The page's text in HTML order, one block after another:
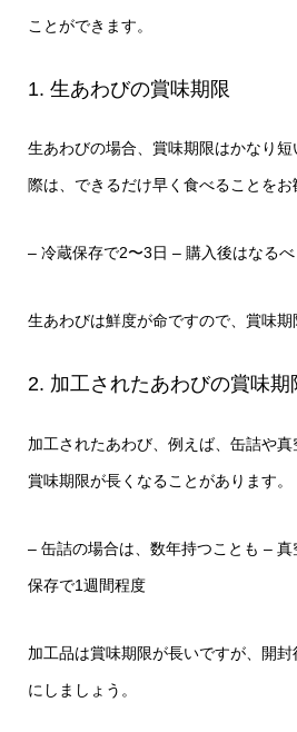
ことができます。
1. 生あわびの賞味期限
生あわびの場合、賞味期限はかなり
際は、できるだけ早く食べることをお
– 冷蔵保存で2〜3日 – 購入後はなる
生あわびは鮮度が命ですので、賞味期
2. 加工されたあわびの賞味期
加工されたあわび、例えば、缶詰や真
賞味期限が長くなることがあります。
– 缶詰の場合は、数年持つことも – 真
保存で1週間程度
加工品は賞味期限が長いですが、開
にしましょう。